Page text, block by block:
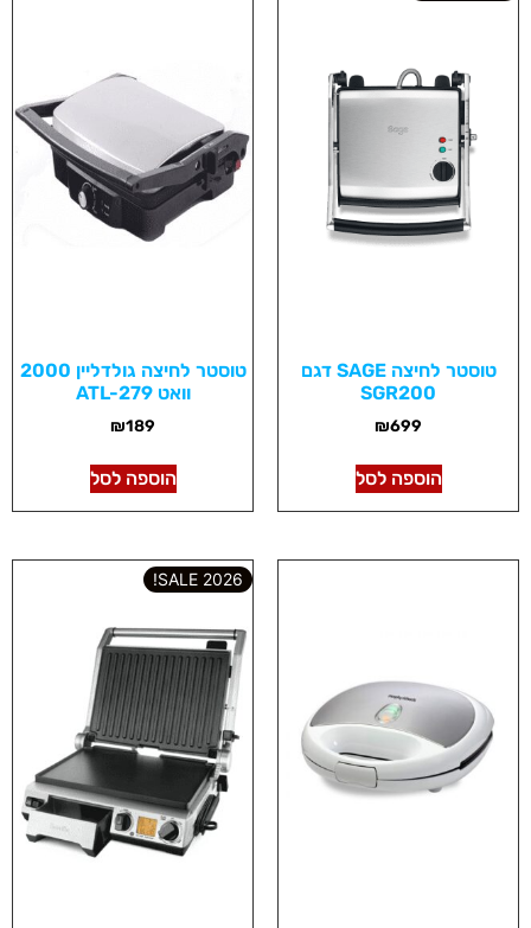
טוסטר לחיצה SAGE דגם
SGR200
₪699
הוספה לסל
טוסטר לחיצה גולדליין 2000
וואט ATL-279
₪189
הוספה לסל
2026 SALE!